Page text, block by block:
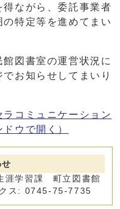
得ながら、委託事業者
特定等を進めてまい
図書室の運営状況に
お知らせしてまいり
コミュニケーション
ドウで開く）
涯学習課 町立図書館
ス: 0745-75-7735